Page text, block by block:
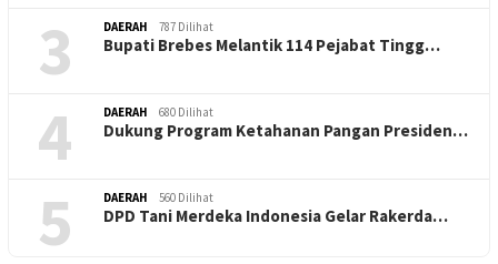
3 DAERAH 787 Dilihat
Bupati Brebes Melantik 114 Pejabat Tingg…
4 DAERAH 680 Dilihat
Dukung Program Ketahanan Pangan Presiden…
5 DAERAH 560 Dilihat
DPD Tani Merdeka Indonesia Gelar Rakerda…